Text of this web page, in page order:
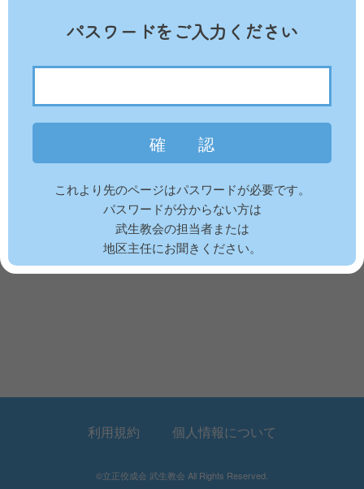
パスワードをご入力ください
これより先のページはパスワードが必要です。
パスワードが分からない方は
武生教会の担当者または
地区主任にお聞きください。
利用規約 個人情報について
©立正佼成会 武生教会 All Rights Reserved.